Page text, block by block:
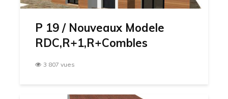
P 19 / Nouveaux Modele
RDC,R+1,R+Combles
3 807 vues